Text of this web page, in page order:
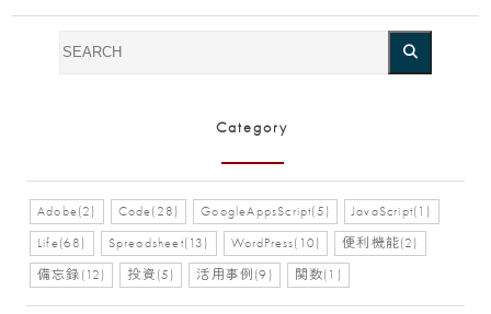
Category
Adobe(2) Code(28) GoogleAppsScript(5) JavaScript(1)
Life(68) Spreadsheet(13) WordPress(10) 便利機能(2)
備忘録(12) 投資(5) 活用事例(9) 関数(1)